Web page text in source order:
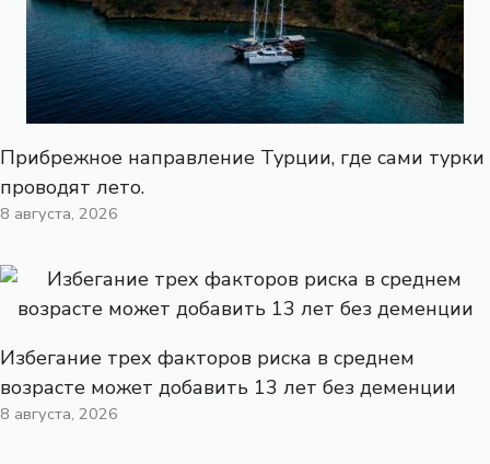
Прибрежное направление Турции, где сами турки
проводят лето.
8 августа, 2026
Избегание трех факторов риска в среднем
возрасте может добавить 13 лет без деменции
8 августа, 2026